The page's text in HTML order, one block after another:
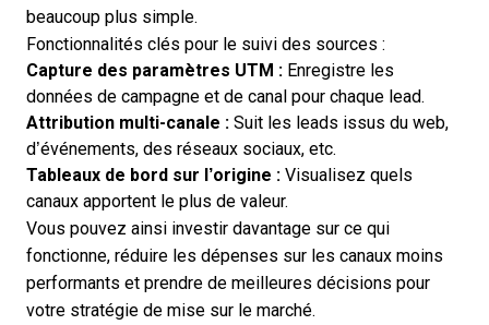
beaucoup plus simple.
Fonctionnalités clés pour le suivi des sources :
Capture des paramètres UTM : Enregistre les
données de campagne et de canal pour chaque lead.
Attribution multi-canale : Suit les leads issus du web,
d’événements, des réseaux sociaux, etc.
Tableaux de bord sur l’origine : Visualisez quels
canaux apportent le plus de valeur.
Vous pouvez ainsi investir davantage sur ce qui
fonctionne, réduire les dépenses sur les canaux moins
performants et prendre de meilleures décisions pour
votre stratégie de mise sur le marché.